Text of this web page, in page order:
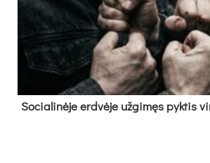
So­cia­li­nė­je erd­vė­je už­gi­męs pyk­tis